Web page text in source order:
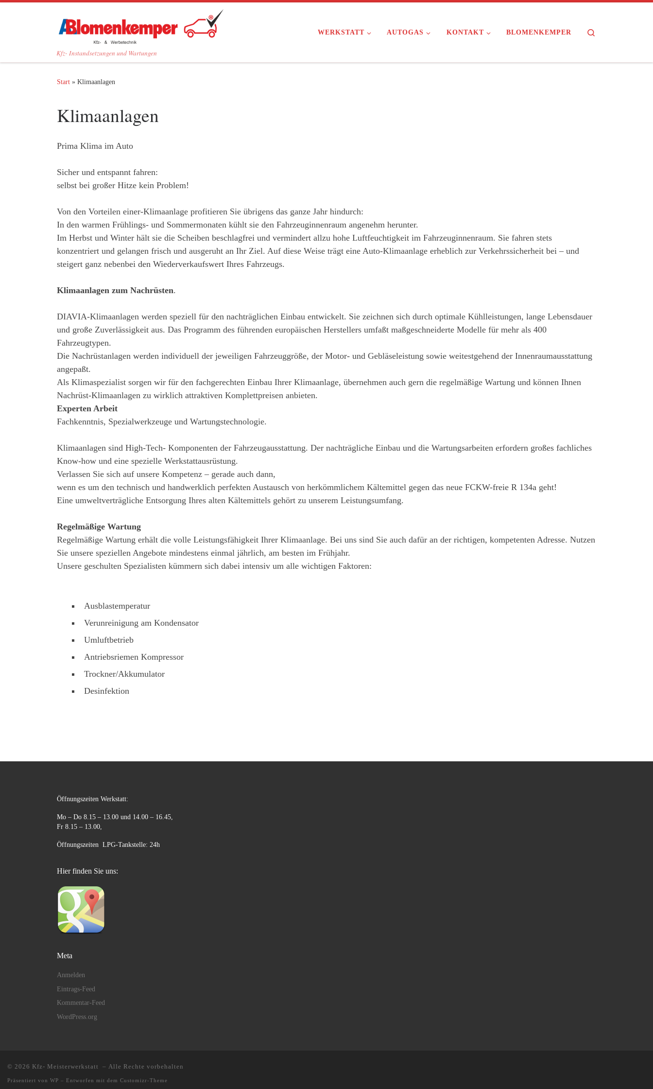
Kfz- Instandsetzungen und Wartungen
WERKSTATT AUTOGAS KONTAKT BLOMENKEMPER
Start » Klimaanlagen
Klimaanlagen
Prima Klima im Auto
Sicher und entspannt fahren:
selbst bei großer Hitze kein Problem!
Von den Vorteilen einer-Klimaanlage profitieren Sie übrigens das ganze Jahr hindurch:
In den warmen Frühlings- und Sommermonaten kühlt sie den Fahrzeuginnenraum angenehm herunter.
Im Herbst und Winter hält sie die Scheiben beschlagfrei und vermindert allzu hohe Luftfeuchtigkeit im Fahrzeuginnenraum. Sie fahren stets
konzentriert und gelangen frisch und ausgeruht an Ihr Ziel. Auf diese Weise trägt eine Auto-Klimaanlage erheblich zur Verkehrssicherheit bei – und
steigert ganz nebenbei den Wiederverkaufswert Ihres Fahrzeugs.
Klimaanlagen zum Nachrüsten.
DIAVIA-Klimaanlagen werden speziell für den nachträglichen Einbau entwickelt. Sie zeichnen sich durch optimale Kühlleistungen, lange Lebensdauer
und große Zuverlässigkeit aus. Das Programm des führenden europäischen Herstellers umfaßt maßgeschneiderte Modelle für mehr als 400
Fahrzeugtypen.
Die Nachrüstanlagen werden individuell der jeweiligen Fahrzeuggröße, der Motor- und Gebläseleistung sowie weitestgehend der Innenraumausstattung
angepaßt.
Als Klimaspezialist sorgen wir für den fachgerechten Einbau Ihrer Klimaanlage, übernehmen auch gern die regelmäßige Wartung und können Ihnen
Nachrüst-Klimaanlagen zu wirklich attraktiven Komplettpreisen anbieten.
Experten Arbeit
Fachkenntnis, Spezialwerkzeuge und Wartungstechnologie.
Klimaanlagen sind High-Tech- Komponenten der Fahrzeugausstattung. Der nachträgliche Einbau und die Wartungsarbeiten erfordern großes fachliches
Know-how und eine spezielle Werkstattausrüstung.
Verlassen Sie sich auf unsere Kompetenz – gerade auch dann,
wenn es um den technisch und handwerklich perfekten Austausch von herkömmlichem Kältemittel gegen das neue FCKW-freie R 134a geht!
Eine umweltverträgliche Entsorgung Ihres alten Kältemittels gehört zu unserem Leistungsumfang.
Regelmäßige Wartung
Regelmäßige Wartung erhält die volle Leistungsfähigkeit Ihrer Klimaanlage. Bei uns sind Sie auch dafür an der richtigen, kompetenten Adresse. Nutzen
Sie unsere speziellen Angebote mindestens einmal jährlich, am besten im Frühjahr.
Unsere geschulten Spezialisten kümmern sich dabei intensiv um alle wichtigen Faktoren:
Ausblastemperatur
Verunreinigung am Kondensator
Umluftbetrieb
Antriebsriemen Kompressor
Trockner/Akkumulator
Desinfektion
Öffnungszeiten Werkstatt:
Mo – Do 8.15 – 13.00 und 14.00 – 16.45,
Fr 8.15 – 13.00,
Öffnungszeiten LPG-Tankstelle: 24h
Hier finden Sie uns:
Meta
Anmelden
Eintrags-Feed
Kommentar-Feed
WordPress.org
© 2026 Kfz- Meisterwerkstatt – Alle Rechte vorbehalten
Präsentiert von WP – Entworfen mit dem Customizr-Theme